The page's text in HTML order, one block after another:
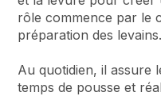
rôle commence par le
préparation des levains.
Au quotidien, il assure
temps de pousse et